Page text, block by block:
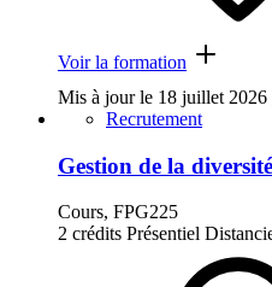
Voir la formation
Mis à jour le 18 juillet 2026
Recrutement
Gestion de la
Cours, FPG225
2 crédits Présentiel